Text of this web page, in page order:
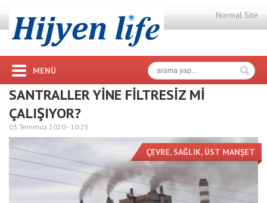
Normal Site
MENÜ
SANTRALLER YİNE FİLTRESİZ Mİ
ÇALIŞIYOR?
03 Temmuz 2020 - 10:25
ÇEVRE, SAĞLIK, ÜST MANŞET